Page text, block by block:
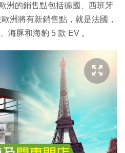
洲的銷售點包括德國、西班牙
洲將有新銷售點，就是法國，
海豚和海豹 5 款 EV 。